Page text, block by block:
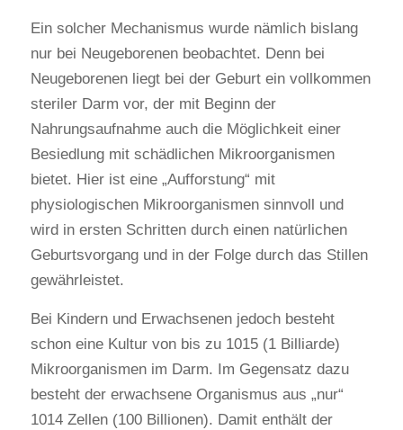
Ein solcher Mechanismus wurde nämlich bislang
nur bei Neugeborenen beobachtet. Denn bei
Neugeborenen liegt bei der Geburt ein vollkommen
steriler Darm vor, der mit Beginn der
Nahrungsaufnahme auch die Möglichkeit einer
Besiedlung mit schädlichen Mikroorganismen
bietet. Hier ist eine „Aufforstung“ mit
physiologischen Mikroorganismen sinnvoll und
wird in ersten Schritten durch einen natürlichen
Geburtsvorgang und in der Folge durch das Stillen
gewährleistet.
Bei Kindern und Erwachsenen jedoch besteht
schon eine Kultur von bis zu 1015 (1 Billiarde)
Mikroorganismen im Darm. Im Gegensatz dazu
besteht der erwachsene Organismus aus „nur“
1014 Zellen (100 Billionen). Damit enthält der